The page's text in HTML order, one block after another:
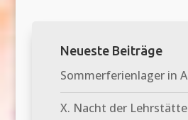
Neueste Beiträge
Sommerferienlager in
X. Nacht der